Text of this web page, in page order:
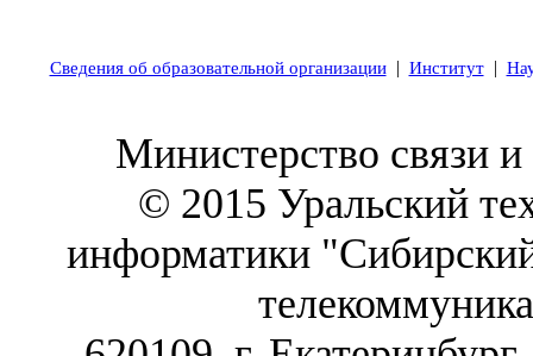
Сведения об образовательной организации| Институт|
Министерство связи
© 2015 Уральский
информатики